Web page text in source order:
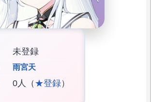
未登録
雨宮天
0人（ ★登録）